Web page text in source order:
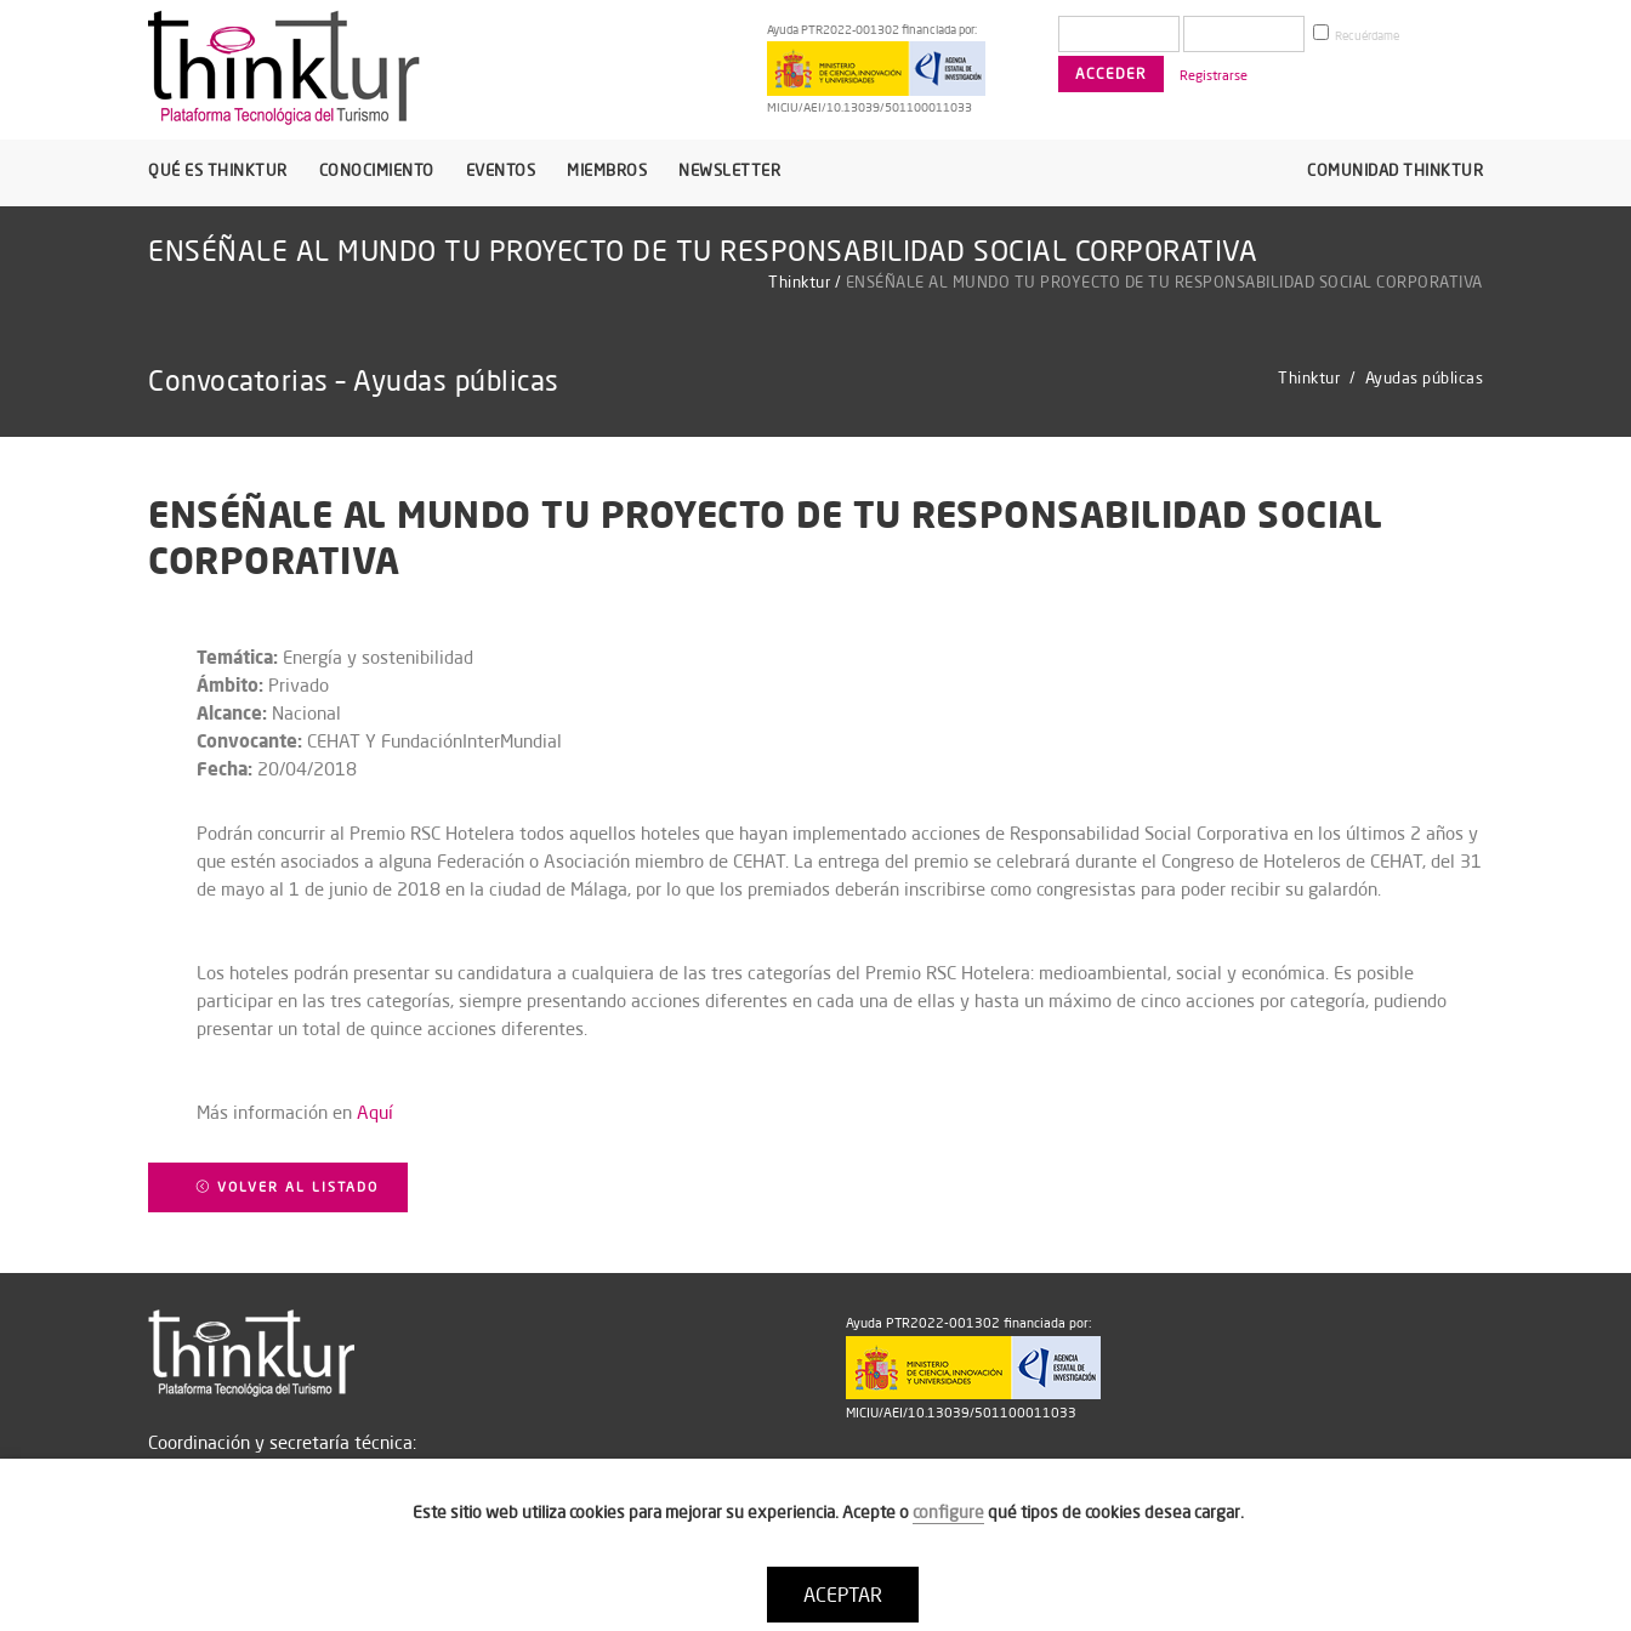
Ayuda PTR2022-001302 financiada por:
MICIU/AEI/10.13039/501100011033
Recuérdame
Registrarse
QUÉ ES THINKTUR CONOCIMIENTO EVENTOS MIEMBROS NEWSLETTER COMUNIDAD THINKTUR
ENSÉÑALE AL MUNDO TU PROYECTO DE TU RESPONSABILIDAD SOCIAL CORPORATIVA
Thinktur / ENSÉÑALE AL MUNDO TU PROYECTO DE TU RESPONSABILIDAD SOCIAL CORPORATIVA
Convocatorias – Ayudas públicas Thinktur / Ayudas públicas
ENSÉÑALE AL MUNDO TU PROYECTO DE TU RESPONSABILIDAD SOCIAL
CORPORATIVA
Temática: Energía y sostenibilidad
Ámbito: Privado
Alcance: Nacional
Convocante: CEHAT Y FundaciónInterMundial
Fecha: 20/04/2018
Podrán concurrir al Premio RSC Hotelera todos aquellos hoteles que hayan implementado acciones de Responsabilidad Social Corporativa en los últimos 2 años y
que estén asociados a alguna Federación o Asociación miembro de CEHAT. La entrega del premio se celebrará durante el Congreso de Hoteleros de CEHAT, del 31
de mayo al 1 de junio de 2018 en la ciudad de Málaga, por lo que los premiados deberán inscribirse como congresistas para poder recibir su galardón.
Los hoteles podrán presentar su candidatura a cualquiera de las tres categorías del Premio RSC Hotelera: medioambiental, social y económica. Es posible
participar en las tres categorías, siempre presentando acciones diferentes en cada una de ellas y hasta un máximo de cinco acciones por categoría, pudiendo
presentar un total de quince acciones diferentes.
Más información en Aquí
VOLVER AL LISTADO
Coordinación y secretaría técnica:
Ayuda PTR2022-001302 financiada por:
MICIU/AEI/10.13039/501100011033
Condiciones de uso Contacto: thinktur@ithotelero.com
Este sitio web utiliza cookies para mejorar su experiencia. Acepte oconfigurequé tipos de cookies desea cargar.
ACEPTAR